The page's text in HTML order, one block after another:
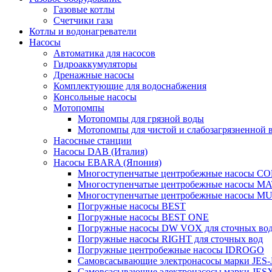
Газовые котлы
Счетчики газа
Котлы и водонагреватели
Насосы
Автоматика для насосов
Гидроаккумуляторы
Дренажные насосы
Комплектующие для водоснабжения
Консольные насосы
Мотопомпы
Мотопомпы для грязной воды
Мотопомпы для чистой и слабозагрязненной
Насосные станции
Насосы DAB (Италия)
Насосы EBARA (Япония)
Многоступенчатые центробежные насосы
Многоступенчатые центробежные насосы
Многоступенчатые центробежные насосы
Погружные насосы BEST
Погружные насосы BEST ONE
Погружные насосы DW VOX для сточных
Погружные насосы RIGHT для сточных вод
Погружные центробежные насосы IDROGO
Самовсасывающие электронасосы марки JES-